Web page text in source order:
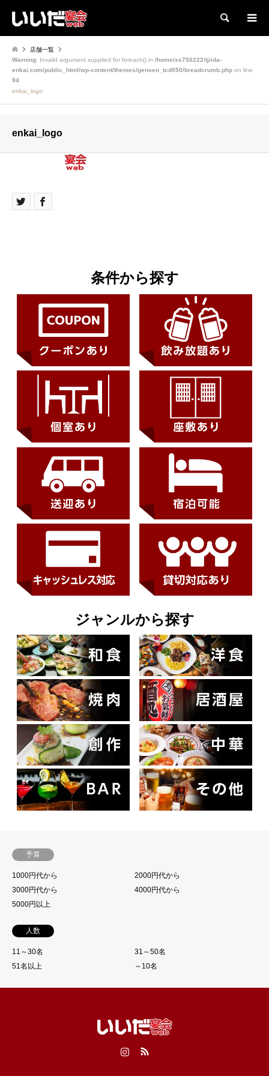
検索
店舗一覧
Warning: Invalid argument supplied for foreach() in /home/xs750222/tjiida-
enkai.com/public_html/wp-content/themes/gensen_tcd050/breadcrumb.php on line
94
enkai_logo
enkai_logo
条件から探す
ジャンルから探す
予算
1000円代から
2000円代から
3000円代から
4000円代から
5000円以上
人数
11～30名
31～50名
51名以上
～10名